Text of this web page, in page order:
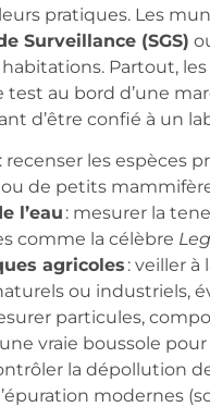
pratiques. Les
Surveillance (SGS)
Partout,
au bord d’une
d’être confié à un
recenser les espèces
de petits
l’eau : mesurer la
comme la célèbre
agricoles : veiller
ou industriels,
particules,
vraie boussole
la dépollution
modernes